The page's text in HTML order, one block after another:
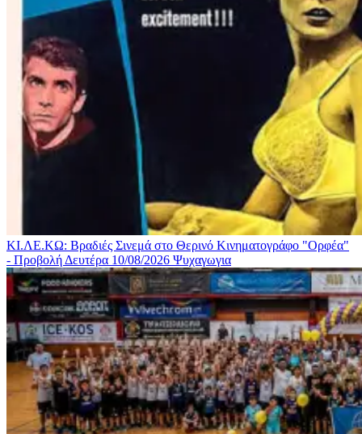
ΚΙ.ΛΕ.ΚΩ: Βραδιές Σινεμά στο Θερινό Κινηματογράφο "Ορφέα"
- Προβολή Δευτέρα 10/08/2026 Ψυχαγωγια